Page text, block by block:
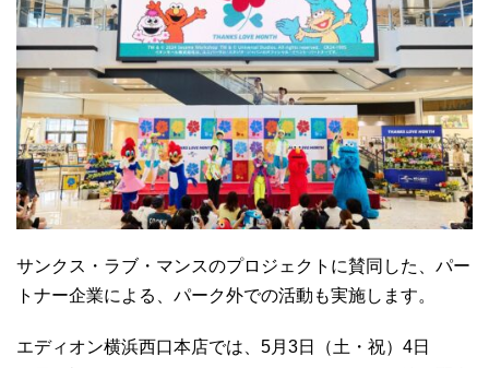
サンクス・ラブ・マンスのプロジェクトに賛同した、パー
トナー企業による、パーク外での活動も実施します。
エディオン横浜西口本店では、5月3日（土・祝）4日